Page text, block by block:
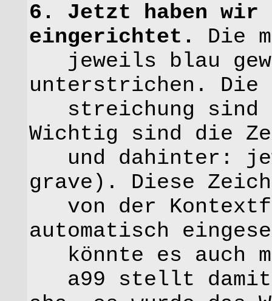
6. Jetzt haben
eingerichtet.
Die
jeweils blau
unterstrichen. Die
streichung sind
Wichtig sind die
und dahinter:
grave). Diese
von der
automatisch
könnte es auch
a99 stellt damit